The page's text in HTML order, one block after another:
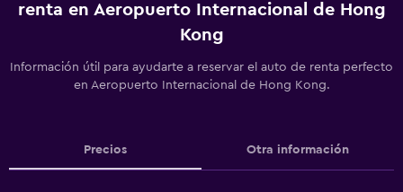
renta en Aeropuerto Internacional de Hong
Kong
Información útil para ayudarte a reservar el auto de renta perfecto
en Aeropuerto Internacional de Hong Kong.
Precios Otra información